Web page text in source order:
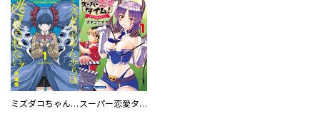
ミズダコちゃんからは逃げられない！ スーパー恋愛タイム！～現場でドＳな彼女は自宅でデレる～